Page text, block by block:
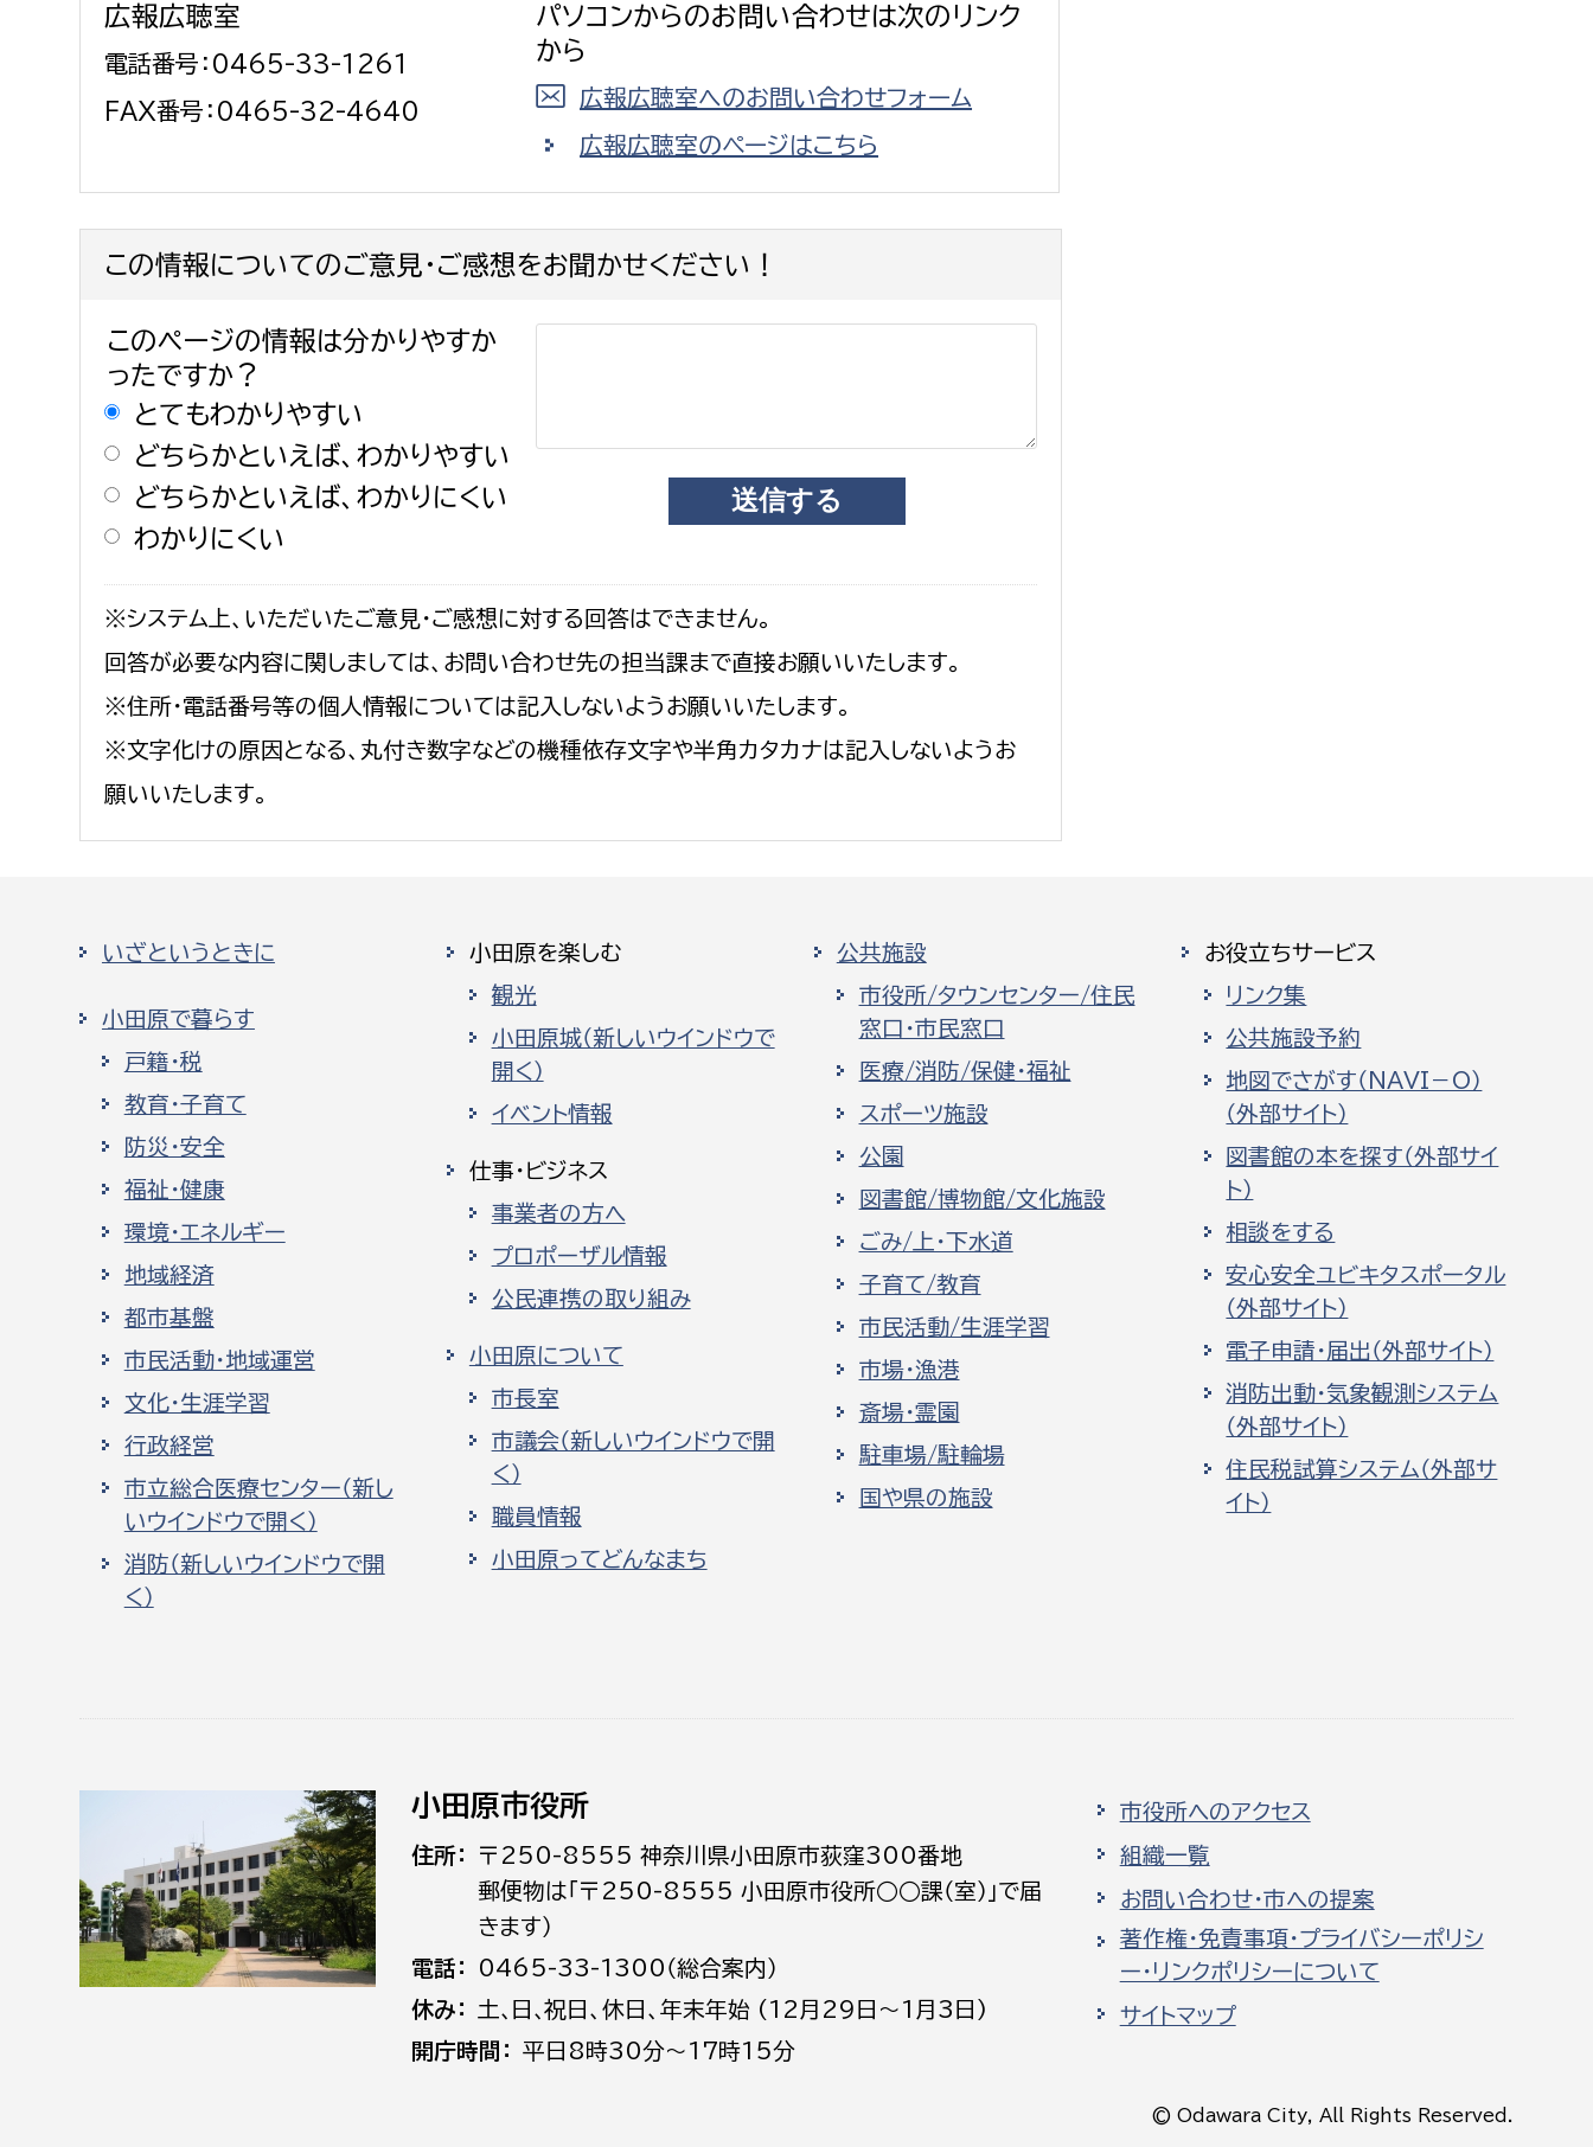
広報広聴室
電話番号：0465-33-1261
FAX番号：0465-32-4640
パソコンからのお問い合わせは次のリンク
から
広報広聴室へのお問い合わせフォーム
広報広聴室のページはこちら
この情報についてのご意見・ご感想をお聞かせください！
このページの情報は分かりやすか
ったですか？
とてもわかりやすい
どちらかといえば、わかりやすい
どちらかといえば、わかりにくい
わかりにくい
※システム上、いただいたご意見・ご感想に対する回答はできません。
回答が必要な内容に関しましては、お問い合わせ先の担当課まで直接お願いいたします。
※住所・電話番号等の個人情報については記入しないようお願いいたします。
※文字化けの原因となる、丸付き数字などの機種依存文字や半角カタカナは記入しないようお
願いいたします。
いざというときに
小田原で暮らす
戸籍・税
教育・子育て
防災・安全
福祉・健康
環境・エネルギー
地域経済
都市基盤
市民活動・地域運営
文化・生涯学習
行政経営
市立総合医療センター（新し
いウインドウで開く）
消防（新しいウインドウで開
く）
小田原を楽しむ
観光
小田原城（新しいウインドウで
開く）
イベント情報
仕事・ビジネス
事業者の方へ
プロポーザル情報
公民連携の取り組み
小田原について
市長室
市議会（新しいウインドウで開
く）
職員情報
小田原ってどんなまち
公共施設
市役所/タウンセンター/住民
窓口・市民窓口
医療/消防/保健・福祉
スポーツ施設
公園
図書館/博物館/文化施設
ごみ/上・下水道
子育て/教育
市民活動/生涯学習
市場・漁港
斎場・霊園
駐車場/駐輪場
国や県の施設
お役立ちサービス
リンク集
公共施設予約
地図でさがす（NAVI－O）
（外部サイト）
図書館の本を探す（外部サイ
ト）
相談をする
安心安全ユビキタスポータル
（外部サイト）
電子申請・届出（外部サイト）
消防出動・気象観測システム
（外部サイト）
住民税試算システム（外部サ
イト）
小田原市役所
住所
〒250-8555 神奈川県小田原市荻窪300番地
郵便物は「〒250-8555 小田原市役所○○課（室）」で届
きます）
電話
0465-33-1300（総合案内）
休み
土､日､祝日、休日、年末年始 (12月29日～1月3日)
開庁時間
平日8時30分～17時15分
市役所へのアクセス
組織一覧
お問い合わせ・市への提案
著作権・免責事項・プライバシーポリシ
ー・リンクポリシーについて
サイトマップ
© Odawara City, All Rights Reserved.